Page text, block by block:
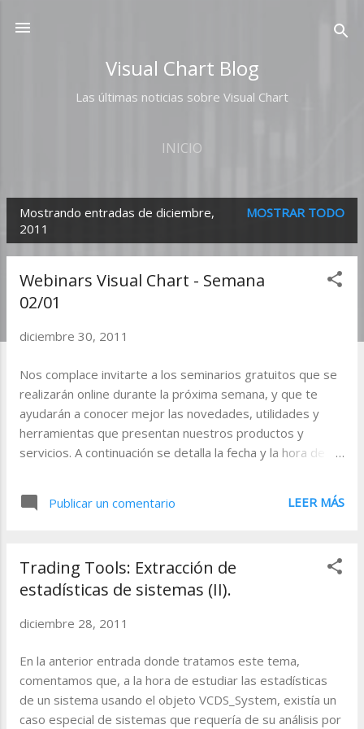
Visual Chart Blog
Las últimas noticias sobre Visual Chart
INICIO
n
Mostrando entradas de diciembre,
2011
MOSTRAR TODO
Webinars Visual Chart - Semana
02/01
diciembre 30, 2011
Nos complace invitarte a los seminarios gratuitos que se
realizarán online durante la próxima semana, y que te
ayudarán a conocer mejor las novedades, utilidades y
herramientas que presentan nuestros productos y
servicios. A continuación se detalla la fecha y la hora de los
11.30 - 12.30 (GMT + 1:00) Registrarse El contenido de
este seminario gira en torno a la nueva interfaz de Visual
01-2012 16.30 - 15.30 (GMT + 1:00) Registrarse
En este seminario se muestran las novedades
herramientas de intermediación, comunidad, estadísticas
Access. Introducción a la intermediación con Visual Chart
V ...
Publicar un comentario LEER MÁS
Trading Tools: Extracción de
estadísticas de sistemas (II).
diciembre 28, 2011
En la anterior entrada donde tratamos este tema,
comentamos que, a la hora de estudiar las estadísticas
de un sistema usando el objeto VCDS_System, existía un
caso especial de sistemas que requería de su análisis por